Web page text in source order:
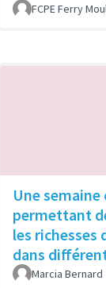
FCPE Ferry
Une
permettant
les richesses
dans
Marcia Bernard